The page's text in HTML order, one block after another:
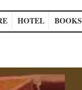
HOTEL BOOKS